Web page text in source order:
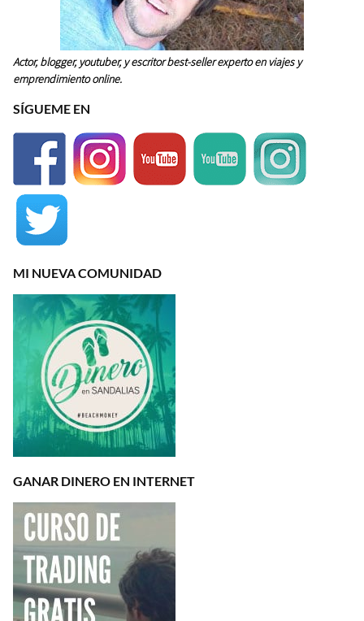
Actor, blogger, youtuber, y escritor best-seller experto en viajes y
emprendimiento online.
SÍGUEME EN
MI NUEVA COMUNIDAD
GANAR DINERO EN INTERNET